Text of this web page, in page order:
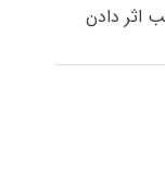
اثر دادن